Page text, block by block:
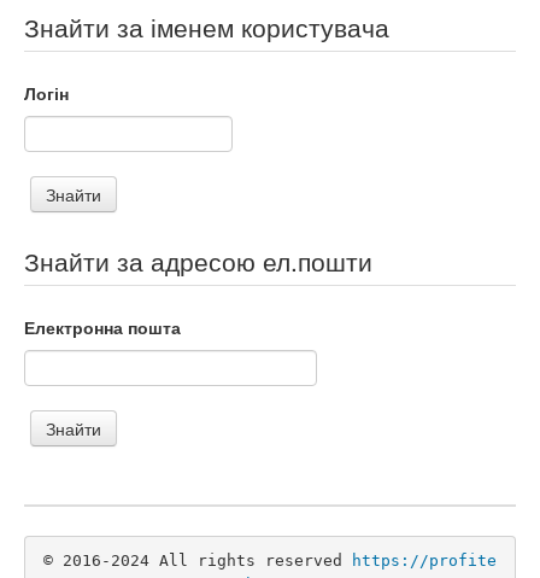
Знайти за іменем користувача
Логін
Знайти за адресою ел.пошти
Електронна пошта
© 2016-2024 All rights reserved
https://profite